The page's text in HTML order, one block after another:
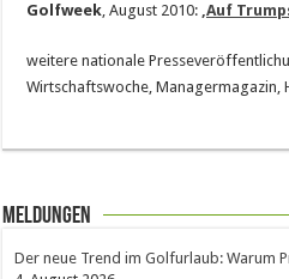
Golfweek, August 2010: ‚Auf
weitere nationale
Wirtschaftswoche, Managermagazin,
Meldungen
Der neue Trend im Golfurlaub: Warum